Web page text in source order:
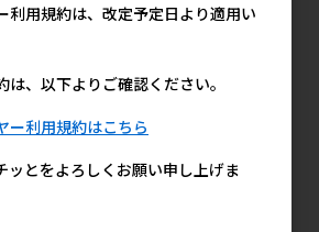
利用規約は、改定予定日より適用い
は、以下よりご確認ください。
ー利用規約はこちら
ッとをよろしくお願い申し上げま